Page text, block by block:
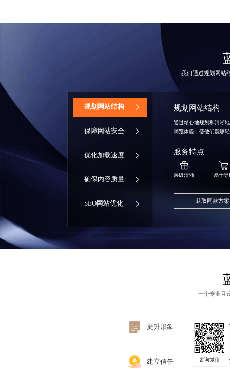
我们通过规划网站
‌规划网站结构
保障网站安全
优化加载速度
确保内容质量
SEO网站优化
规划网站结构
通过精心地规划和清晰
浏览体验，使他们能够
服务特点
层级清晰 易于导
获取同款方案
一个专业且
提升形象
建立信任